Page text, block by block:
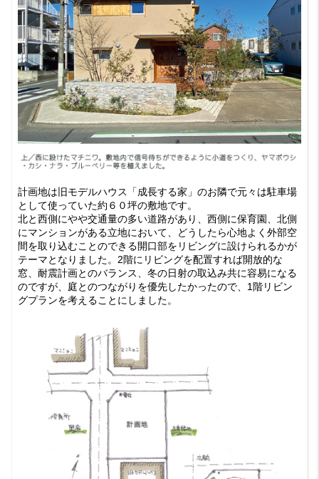
計画地は旧モデルハウス「成長する家」のお隣で元々は駐車場
として使っていた約６０坪の敷地です。
北と西側にやや交通量の多い道路があり、西側に保育園、北側
にマンションがある立地において、どうしたら心地よく外部空
間を取り込むことのできる開口部をリビングに設けられるかが
テーマとなりました。2階にリビングを配置すれば開放的な
窓、耐震計画とのバランス、冬の日射の取込み共に容易になる
のですが、庭とのつながりを優先したかったので、1階リビン
グプランを考えることにしました。